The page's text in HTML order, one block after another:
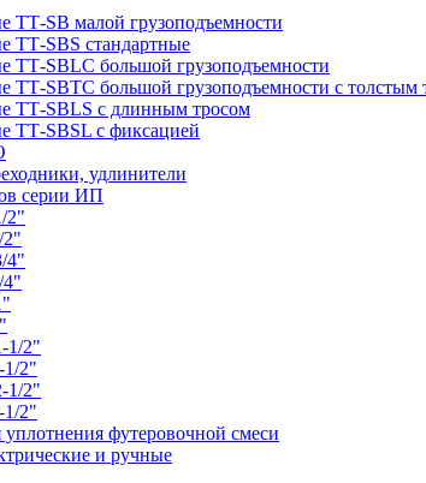
ТТ-SB малой грузоподъемности
ТТ-SBS стандартные
ТТ-SBLC большой грузоподъемности
ТТ-SBTC большой грузоподъемности с толстым
ТТ-SBLS с длинным тросом
ТТ-SBSL с фиксацией
удлинители
серии ИП
2"
2"
4"
4"
1/2"
1/2"
1/2"
1/2"
футеровочной смеси
и ручные